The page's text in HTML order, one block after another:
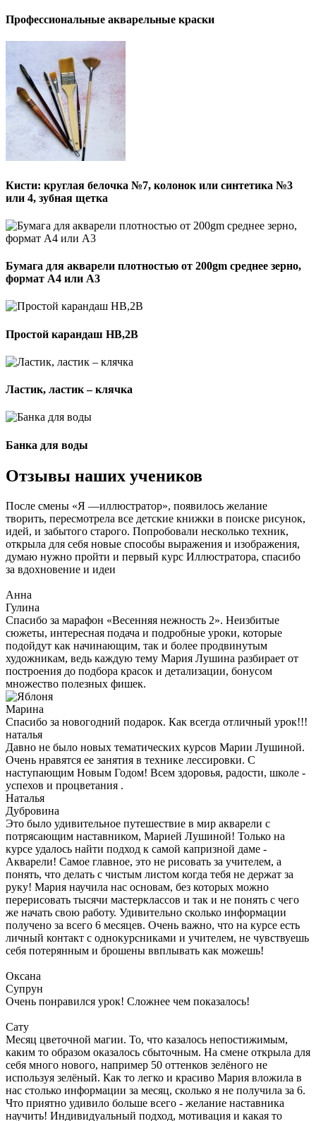
Профессиональные акварельные краски
Кисти: круглая белочка №7, колонок или синтетика №3
или 4, зубная щетка
Бумага для акварели плотностью от 200gm среднее зерно,
формат А4 или А3
Простой карандаш HB,2B
Ластик, ластик – клячка
Банка для воды
Отзывы наших учеников
После смены «Я —иллюстратор», появилось желание
творить, пересмотрела все детские книжки в поиске рисунок,
идей, и забытого старого. Попробовали несколько техник,
открыла для себя новые способы выражения и изображения,
думаю нужно пройти и первый курс Иллюстратора, спасибо
за вдохновение и идеи
Анна
Гулина
Спасибо за марафон «Весенняя нежность 2». Неизбитые
сюжеты, интересная подача и подробные уроки, которые
подойдут как начинающим, так и более продвинутым
художникам, ведь каждую тему Мария Лушина разбирает от
построения до подбора красок и детализации, бонусом
множество полезных фишек.
Марина
Спасибо за новогодний подарок. Как всегда отличный урок!!!
наталья
Давно не было новых тематических курсов Марии Лушиной.
Очень нравятся ее занятия в технике лессировки. С
наступающим Новым Годом! Всем здоровья, радости, школе -
успехов и процветания .
Наталья
Дубровина
Это было удивительное путешествие в мир акварели с
потрясающим наставником, Марией Лушиной! Только на
курсе удалось найти подход к самой капризной даме -
Акварели! Самое главное, это не рисовать за учителем, а
понять, что делать с чистым листом когда тебя не держат за
руку! Мария научила нас основам, без которых можно
перерисовать тысячи мастерклассов и так и не понять с чего
же начать свою работу. Удивительно сколько информации
получено за всего 6 месяцев. Очень важно, что на курсе есть
личный контакт с однокурсниками и учителем, не чувствуешь
себя потерянным и брошены ввплывать как можешь!
Оксана
Супрун
Очень понравился урок! Сложнее чем показалось!
Сату
Месяц цветочной магии. То, что казалось непостижимым,
каким то образом оказалось сбыточным. На смене открыла для
себя много нового, например 50 оттенков зелёного не
используя зелёный. Как то легко и красиво Мария вложила в
нас столько информации за месяц, сколько я не получила за 6.
Что приятно удивило больше всего - желание наставника
научить! Индивидуальный подход, мотивация и какая то